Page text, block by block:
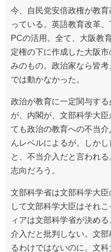
今、自民党安倍政権が教
っている。英語教育改革
PCの活用。全て、大阪教
定権の下に作成した大阪
みのもの。政治家なら皆
では動かなかった。
政治が教育に一定関与す
が、内閣が、文部科学大
ても政治の教育への不当
んレベルによるが。しか
と、不当介入だと言われ
志向だろう。
文部科学省は文部科学大
して文部科学大臣はそれ
ィアは文部科学省が決め
介入だと批判しない。文
るわけではないのに。文